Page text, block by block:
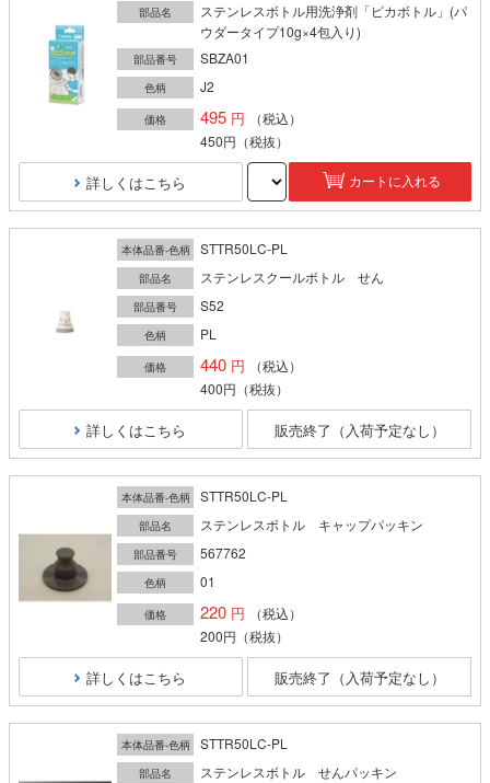
部品名
ステンレスボトル用洗浄剤「ピカボトル」(パ
ウダータイプ10g×4包入り)
部品番号 SBZA01
色柄 J2
価格 495
（税込）
450円 （税抜）
詳しくはこちら カートに入れる
本体品番-色柄 STTR50LC-PL
部品名 ステンレスクールボトル せん
部品番号 S52
色柄 PL
価格 440
（税込）
400円 （税抜）
詳しくはこちら 販売終了（入荷予定なし）
本体品番-色柄 STTR50LC-PL
部品名 ステンレスボトル キャップパッキン
部品番号 567762
色柄 01
価格 220
（税込）
200円 （税抜）
詳しくはこちら 販売終了（入荷予定なし）
本体品番-色柄 STTR50LC-PL
部品名 ステンレスボトル せんパッキン